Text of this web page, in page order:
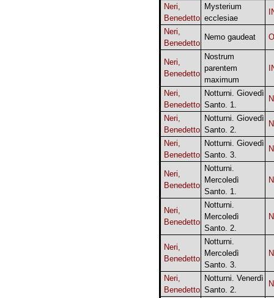
Neri,
Benedetto
Mysterium
ecclesiae
Neri,
Benedetto
Nemo gaudeat
Neri,
Benedetto
Nostrum
parentem
maximum
Neri,
Benedetto
Notturni. Giovedì
Santo. 1.
Neri,
Benedetto
Notturni. Giovedì
Santo. 2.
Neri,
Benedetto
Notturni. Giovedì
Santo. 3.
Neri,
Benedetto
Notturni.
Mercoledì
Santo. 1.
Neri,
Benedetto
Notturni.
Mercoledì
Santo. 2.
Neri,
Benedetto
Notturni.
Mercoledì
Santo. 3.
Neri,
Benedetto
Notturni. Venerdì
Santo. 2.